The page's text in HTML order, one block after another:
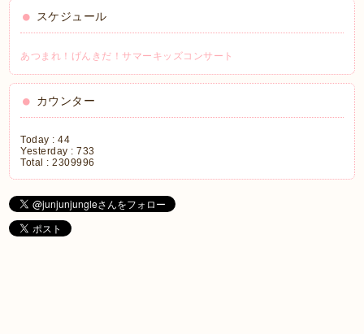
スケジュール
あつまれ！げんきだ！サマーキッズコンサート
カウンター
Today :44
Yesterday :733
Total :2309996